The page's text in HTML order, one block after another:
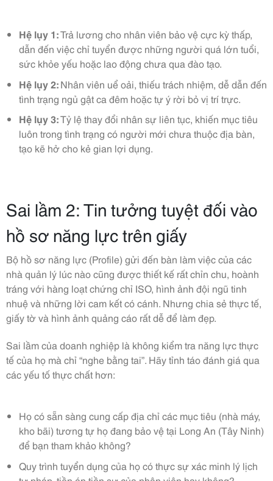
Hệ lụy 1:Trả lương cho nhân viên bảo vệ cực kỳ thấp,
dẫn đến việc chỉ tuyển được những người quá lớn tuổi,
sức khỏe yếu hoặc lao động chưa qua đào tạo.
Hệ lụy 2:Nhân viên uể oải, thiếu trách nhiệm, dễ dẫn đến
tình trạng ngủ gật ca đêm hoặc tự ý rời bỏ vị trí trực.
Hệ lụy 3:Tỷ lệ thay đổi nhân sự liên tục, khiến mục tiêu
luôn trong tình trạng có người mới chưa thuộc địa bàn,
tạo kẽ hở cho kẻ gian lợi dụng.
Sai lầm 2: Tin tưởng tuyệt đối vào
hồ sơ năng lực trên giấy
Bộ hồ sơ năng lực (Profile) gửi đến bàn làm việc của các
nhà quản lý lúc nào cũng được thiết kế rất chỉn chu, hoành
tráng với hàng loạt chứng chỉ ISO, hình ảnh đội ngũ tinh
nhuệ và những lời cam kết có cánh. Nhưng chia sẻ thực tế,
giấy tờ và hình ảnh quảng cáo rất dễ để làm đẹp.
Sai lầm của doanh nghiệp là không kiểm tra năng lực thực
tế của họ mà chỉ “nghe bằng tai”. Hãy tỉnh táo đánh giá qua
các yếu tố thực chất hơn:
Họ có sẵn sàng cung cấp địa chỉ các mục tiêu (nhà máy,
kho bãi) tương tự họ đang bảo vệ tại Long An (Tây Ninh)
để bạn tham khảo không?
Quy trình tuyển dụng của họ có thực sự xác minh lý lịch